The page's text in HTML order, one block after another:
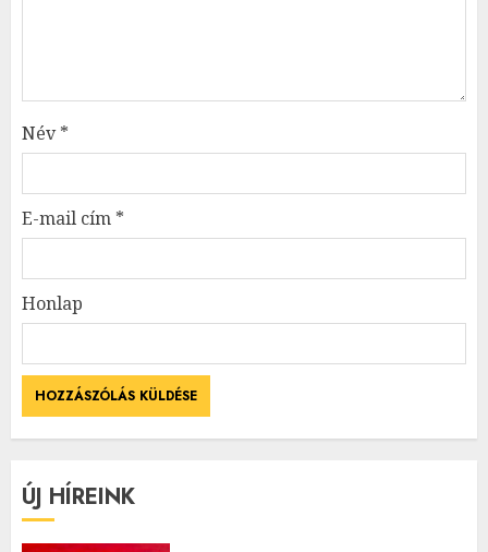
Név*
E-mail cím *
Honlap
ÚJ HÍREINK